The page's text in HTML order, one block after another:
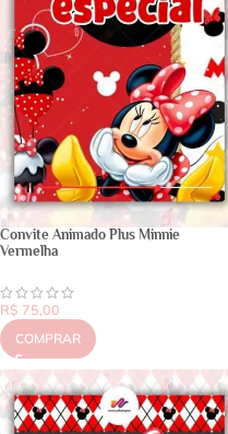
Convite Animado Plus Minnie
Vermelha
R$ 75,00
COMPRAR